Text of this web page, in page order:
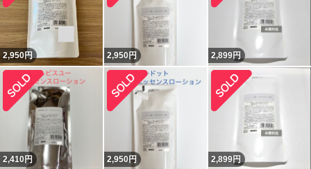
2,950円 2,950円 2,899円
2,410円 2,950円 2,899円